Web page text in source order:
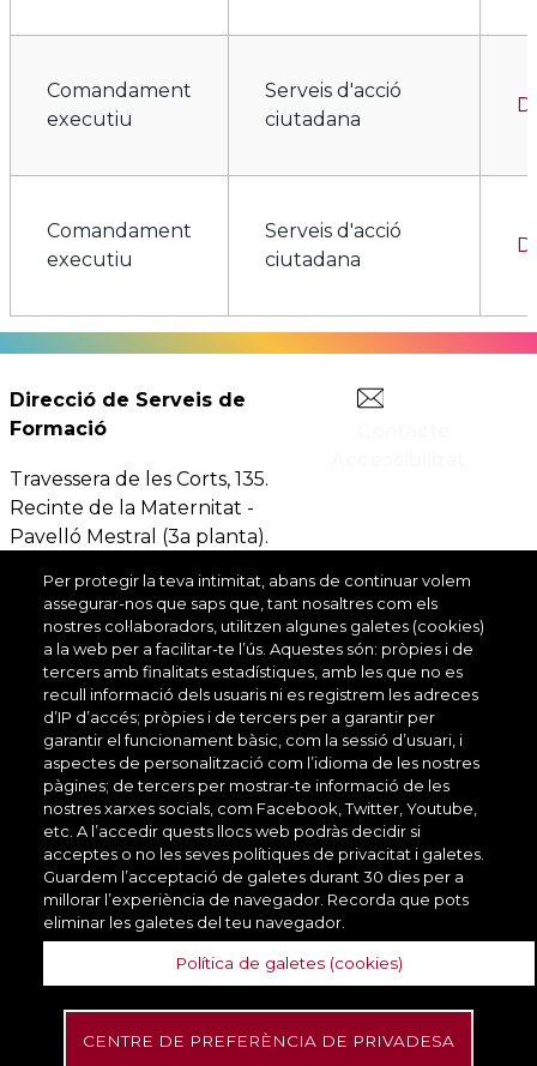
Comandament
executiu
Serveis d'acció
ciutadana
Comandament
executiu
Serveis d'acció
ciutadana
executiu
ciutadana
Comandament
executiu
econòmic
Comandament
executiu
Serveis de
seguretat
ciutadana
Comandament
executiu
Serveis de
seguretat
ciutadana
Comandament
Transversal
Direcció de Serveis de
Formació
Travessera de les Corts, 135.
Recinte de la Maternitat -
Pavelló Mestral (3a planta).
049 300
Per protegir la teva intimitat, abans de continuar volem
assegurar-nos que saps que, tant nosaltres com els
nostres col·laboradors, utilitzen algunes galetes (cookies)
a la web per a facilitar-te l’ús. Aquestes són: pròpies i de
tercers amb finalitats estadístiques, amb les que no es
recull informació dels usuaris ni es registrem les adreces
d’IP d’accés; pròpies i de tercers per a garantir per
garantir el funcionament bàsic, com la sessió d’usuari, i
aspectes de personalització com l’idioma de les nostres
pàgines; de tercers per mostrar-te informació de les
nostres xarxes socials, com Facebook, Twitter, Youtube,
etc. A l’accedir quests llocs web podràs decidir si
acceptes o no les seves polítiques de privacitat i galetes.
Guardem l’acceptació de galetes durant 30 dies per a
millorar l’experiència de navegador. Recorda que pots
eliminar les galetes del teu navegador.
Política de galetes (cookies)
CENTRE DE PREFERÈNCIA DE PRIVADESA